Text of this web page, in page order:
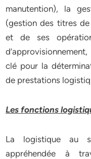
manutention), la
(gestion des titres
et de ses
clé pour la
de prestations
Les fonctions
La logistique au
appréhendée à